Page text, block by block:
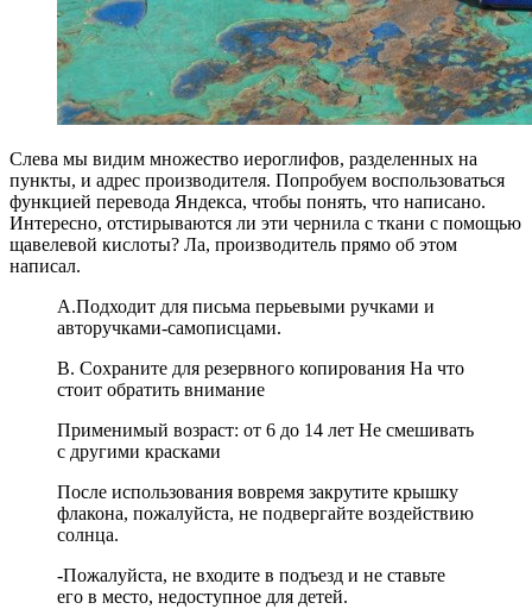
Слева мы видим множество иероглифов, разделенных на
пункты, и адрес производителя. Попробуем воспользоваться
функцией перевода Яндекса, чтобы понять, что написано.
Интересно, отстирываются ли эти чернила с ткани с помощью
щавелевой кислоты? Ла, производитель прямо об этом
написал.
А.Подходит для письма перьевыми ручками и
авторучками-самописцами.
B. Сохраните для резервного копирования На что
стоит обратить внимание
Применимый возраст: от 6 до 14 лет Не смешивать
с другими красками
После использования вовремя закрутите крышку
флакона, пожалуйста, не подвергайте воздействию
солнца.
-Пожалуйста, не входите в подъезд и не ставьте
его в место, недоступное для детей.